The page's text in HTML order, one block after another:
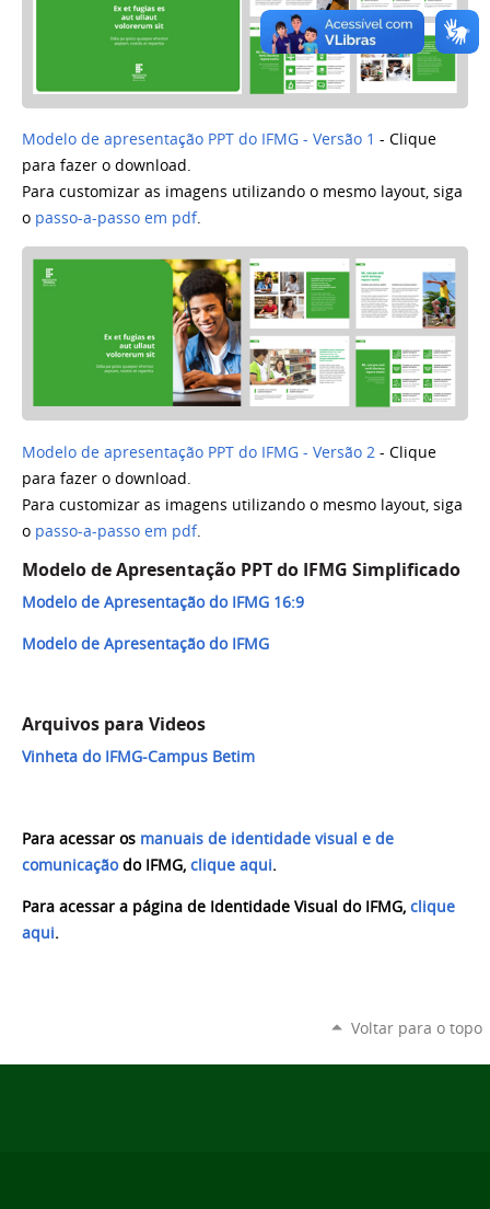
Modelo de apresentação PPT do IFMG - Versão 1 - Clique
para fazer o download.
Para customizar as imagens utilizando o mesmo layout, siga
o passo-a-passo em pdf.
Modelo de apresentação PPT do IFMG - Versão 2 - Clique
para fazer o download.
Para customizar as imagens utilizando o mesmo layout, siga
o passo-a-passo em pdf.
Modelo de Apresentação PPT do IFMG Simplificado
Modelo de Apresentação do IFMG 16:9
Modelo de Apresentação do IFMG
Arquivos para Videos
Vinheta do IFMG-Campus Betim
Para acessar os manuais de identidade visual e de
comunicaçãodo IFMG, clique aqui.
Para acessar a página de Identidade Visual do IFMG, clique
aqui.
Voltar para o topo